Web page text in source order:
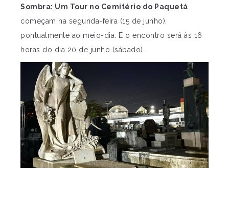
Sombra: Um Tour no Cemitério do Paquetá
começam na segunda-feira (15 de junho),
pontualmente ao meio-dia. E o encontro será às 16
horas do dia 20 de junho (sábado).